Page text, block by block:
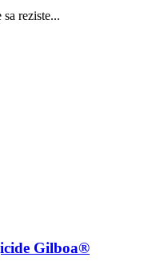
reziste...
Gilboa®